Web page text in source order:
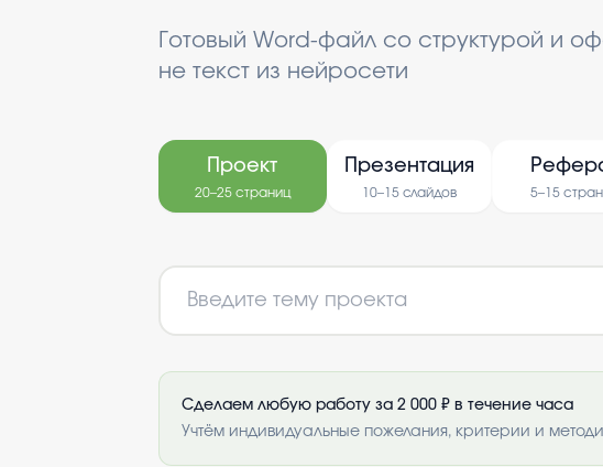
Готовый Word-файл со структурой и
не текст из нейросети
Проект
20–25 страниц
Презентация
10–15 слайдов 5–15
Сделаем любую работу за 2 000 ₽ в течение часа
Учтём индивидуальные пожелания, критерии и